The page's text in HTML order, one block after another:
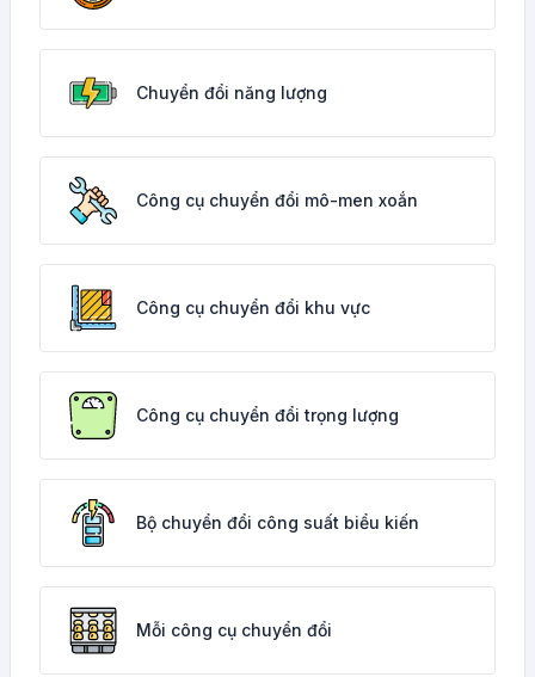
Chuyển đổi năng lượng
Công cụ chuyển đổi mô-men xoắn
Công cụ chuyển đổi khu vực
Công cụ chuyển đổi trọng lượng
Bộ chuyển đổi công suất biểu kiến
Mỗi công cụ chuyển đổi